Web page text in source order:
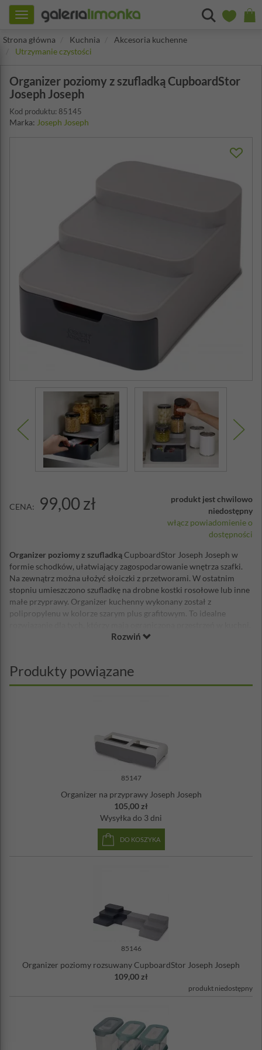
Toggle
navigation
Strona główna
Kuchnia
Akcesoria kuchenne
Utrzymanie czystości
Organizer poziomy z szufladką CupboardStor
Joseph Joseph
Kod produktu: 85145
Marka: Joseph Joseph
CENA: 99,00 zł
produkt jest chwilowo
niedostępny
włącz powiadomienie o
dostępności
Organizer poziomy z szufladkąCupboardStor Joseph Joseph w
formie schodków, ułatwiający zagospodarowanie wnętrza szafki.
Na zewnątrz można ułożyć słoiczki z przetworami. W ostatnim
stopniu umieszczono szufladkę na drobne kostki rosołowe lub inne
małe przyprawy. Organizer kuchenny wykonany został z
polipropylenu w kolorze szarym plus grafitowym. To idealne
Przeznaczony do szafek o głębokości min. 26 cm. Aby utrzymać
Wysokość: 11 cm
Szerokość: 16,5 cm
Głębokość: 26 cm
Rozwiń
Produkty powiązane
85147
Organizer na przyprawy Joseph Joseph
105,00 zł
Wysyłka do 3 dni
DO KOSZYKA
85146
Organizer poziomy rozsuwany CupboardStor Joseph Joseph
109,00 zł
produkt niedostępny